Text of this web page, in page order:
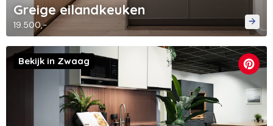
Greige eilandkeuken
19.500,-
Bekijk in Zwaag